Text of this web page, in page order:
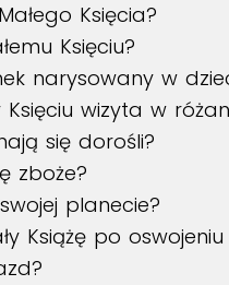
Księcia?
Księciu?
narysowany w
Księciu wizyta w
się dorośli?
zboże?
planecie?
Książę po oswojeniu